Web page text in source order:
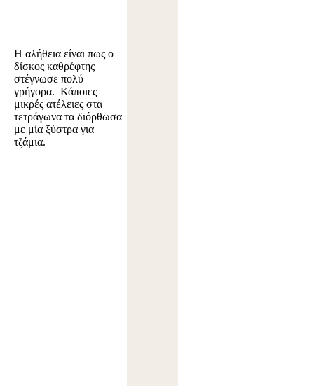
Η αλήθεια είναι πως ο
δίσκος καθρέφτης
στέγνωσε πολύ
γρήγορα. Κάποιες
μικρές ατέλειες στα
τετράγωνα τα διόρθωσα
με μία ξύστρα για
τζάμια.